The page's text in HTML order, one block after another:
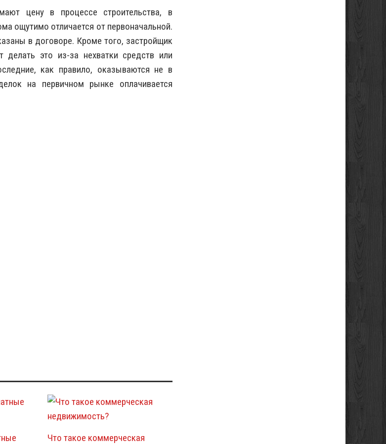
цену в процессе строительства, в
ощутимо отличается от первоначальной.
в договоре. Кроме того, застройщик
делать это из-за нехватки средств или
как правило, оказываются не в
на первичном рынке оплачивается
Что такое коммерческая